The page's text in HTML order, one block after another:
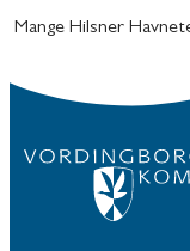
Mange Hilsner